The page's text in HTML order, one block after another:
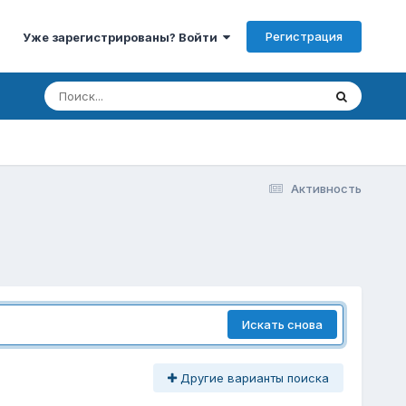
Уже зарегистрированы? Войти Регистрация
Активность
Искать снова
Другие варианты поиска